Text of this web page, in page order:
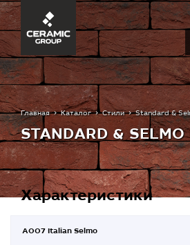
Главная Каталог Стили Standard &
STANDARD &
Характеристики
A007 Italian Selmo